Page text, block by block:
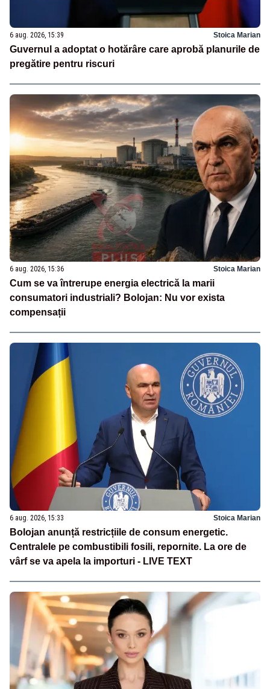
6 aug. 2026, 15:39 Stoica Marian
Guvernul a adoptat o hotărâre care aprobă planurile de
pregătire pentru riscuri
6 aug. 2026, 15:36 Stoica Marian
Cum se va întrerupe energia electrică la marii
consumatori industriali? Bolojan: Nu vor exista
compensații
6 aug. 2026, 15:33 Stoica Marian
Bolojan anunță restricțiile de consum energetic.
Centralele pe combustibili fosili, repornite. La ore de
vârf se va apela la importuri - LIVE TEXT